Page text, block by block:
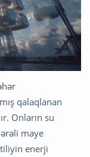
qalaqlanan
Onların su
maye
enerji